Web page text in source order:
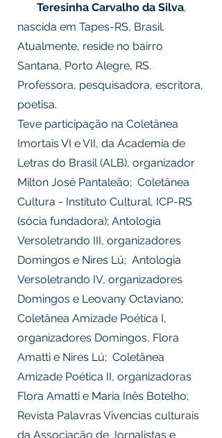
Teresinha Carvalho da Silva,
nascida em Tapes-RS, Brasil.
Atualmente, reside no bairro
Santana, Porto Alegre, RS.
Professora, pesquisadora, escritora,
poetisa.
Teve participação na Coletânea
Imortais VI e VII, da Academia de
Letras do Brasil (ALB), organizador
Milton José Pantaleão; Coletânea
Cultura - Instituto Cultural, ICP-RS
(sócia fundadora); Antologia
Versoletrando III, organizadores
Domingos e Nires Lú; Antologia
Versoletrando IV, organizadores
Domingos e Leovany Octaviano;
Coletânea Amizade Poética I,
organizadores Domingos, Flora
Amatti e Nires Lú; Coletânea
Amizade Poética II, organizadoras
Flora Amatti e Maria Inês Botelho;
Revista Palavras Vivencias culturais
da Associação de Jornalistas e